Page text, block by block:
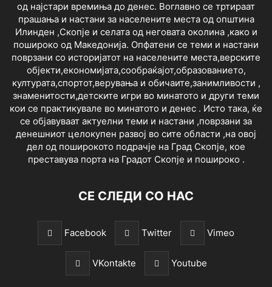
од најстари времиња до денес. Воглавно се тртираат
прашања и настани за населените места од општина
Илинден ,Скопје и селата од неговата околина ,како и
пошироко од Македонија. Опфатени се теми и настани
поврзани со историјатот на населените места,верските
објекти,економијата,сообраќајот,образованието,
културата,спортот,верувања и обичаите,занимливости ,
знаменитости,детските игри во минатото и други теми
кои се практикувале во минатото и денес . Исто така, ќе
се објавуваат актуелни теми и настани ,поврзани за
денешниот целокупен развој во сите области ,на овој
дел од поширокото подрачје на Град Скопје, кое
преставува порта на Градот Скопје и пошироко .
СЕ СЛЕДИ СО НАС
Facebook Twitter Vimeo
VKontakte Youtube